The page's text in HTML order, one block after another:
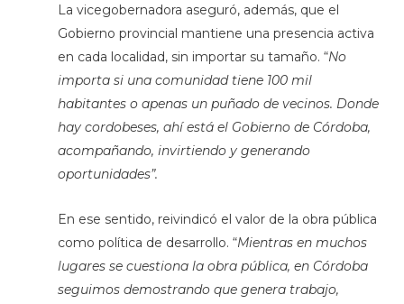
La vicegobernadora aseguró, además, que el
Gobierno provincial mantiene una presencia activa
en cada localidad, sin importar su tamaño. “No
importa si una comunidad tiene 100 mil
habitantes o apenas un puñado de vecinos. Donde
hay cordobeses, ahí está el Gobierno de Córdoba,
acompañando, invirtiendo y generando
oportunidades”.
En ese sentido, reivindicó el valor de la obra pública
como política de desarrollo. “Mientras en muchos
lugares se cuestiona la obra pública, en Córdoba
seguimos demostrando que genera trabajo,